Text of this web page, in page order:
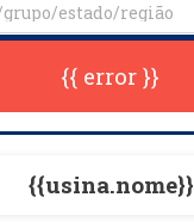
{{ error }}
{{usina.nome}}